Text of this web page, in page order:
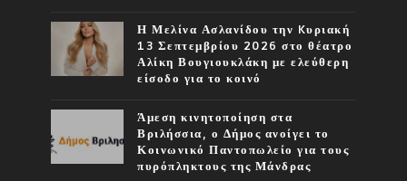
Η Μελίνα Ασλανίδου την Kυριακή
13 Σεπτεμβρίου 2026 στο θέατρο
Αλίκη Βουγιουκλάκη με ελεύθερη
είσοδο για το κοινό
Άμεση κινητοποίηση στα
Βριλήσσια, ο Δήμος ανοίγει το
Κοινωνικό Παντοπωλείο για τους
πυρόπληκτους της Μάνδρας